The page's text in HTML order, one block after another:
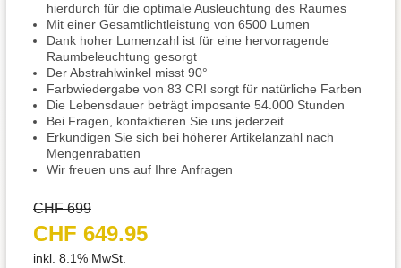
hierdurch für die optimale Ausleuchtung des Raumes
Mit einer Gesamtlichtleistung von 6500 Lumen
Dank hoher Lumenzahl ist für eine hervorragende
Raumbeleuchtung gesorgt
Der Abstrahlwinkel misst 90°
Farbwiedergabe von 83 CRI sorgt für natürliche Farben
Die Lebensdauer beträgt imposante 54.000 Stunden
Bei Fragen, kontaktieren Sie uns jederzeit
Erkundigen Sie sich bei höherer Artikelanzahl nach
Mengenrabatten
Wir freuen uns auf Ihre Anfragen
CHF 699
CHF 649.95
inkl. 8.1% MwSt.